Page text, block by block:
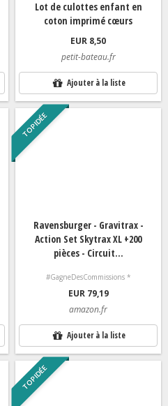
Lot de culottes enfant en
coton imprimé cœurs
EUR 8,50
petit-bateau.fr
Ajouter à la liste
TOP IDÉE
Ravensburger - Gravitrax -
Action Set Skytrax XL +200
pièces - Circuit...
#GagneDesCommissions *
EUR 79,19
amazon.fr
Ajouter à la liste
TOP IDÉE